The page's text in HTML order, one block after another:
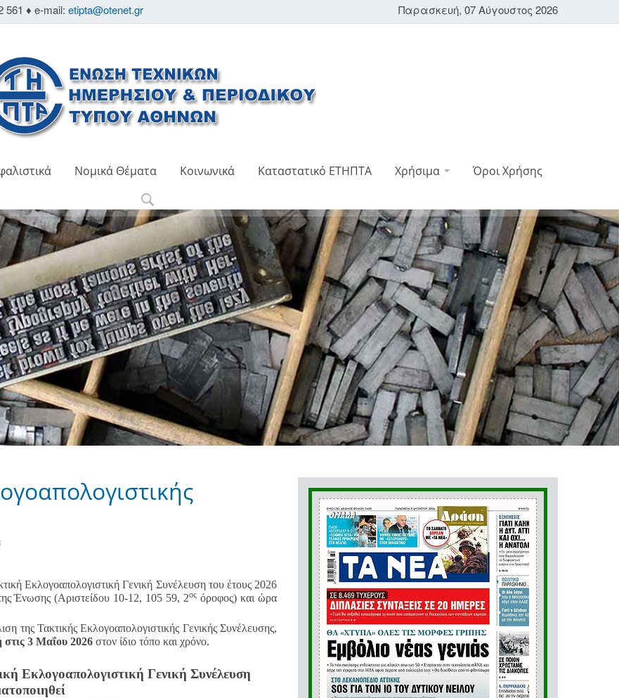
Παρασκευή, 07 Αύγουστος 2026
561 ♦ e-mail: etipta@otenet.gr
Νομικά Θέματα Κοινωνικά Καταστατικό ΕΤΗΠΤΑ Χρήσιμα Όροι Χρήσης
Εκλογοαπολογιστική Γενική Συνέλευση του έτους 2026
Ένωσης (Αριστείδου 10-12, 105 59, 2ος όροφος) και ώρα
της Τακτικής Εκλογοαπολογιστικής Γενικής Συνέλευσης,
στις 3 Μαΐου 2026 στον ίδιο τόπο και χρόνο.
Εκλογοαπολογιστική Γενική Συνέλευση